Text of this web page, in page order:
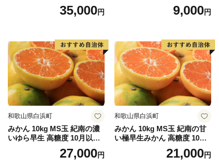
35,000円 9,000円
和歌山県白浜町
みかん 10kg MS玉 紀南の濃
いゆら早生 高糖度 10月以降
発送 マルチ被覆栽培27,000円
和歌山県白浜町
みかん 10kg MS玉 紀南の甘
い極早生みかん 高糖度 10月
以降発送 マルチ被覆栽培
21,000円